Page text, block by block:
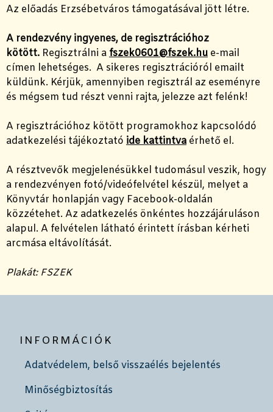
Az előadás Erzsébetváros támogatásával jött létre.
A rendezvény ingyenes, de regisztrációhoz
kötött. Regisztrálni a fszek0601@fszek.hu e-mail
címen lehetséges. A sikeres regisztrációról emailt
küldünk. Kérjük, amennyiben regisztrál az eseményre
és mégsem tud részt venni rajta, jelezze azt felénk!
A regisztrációhoz kötött programokhoz kapcsolódó
adatkezelési tájékoztató ide kattintva érhető el.
A résztvevők megjelenésükkel tudomásul veszik, hogy
a rendezvényen fotó/videófelvétel készül, melyet a
Könyvtár honlapján vagy Facebook-oldalán
közzétehet. Az adatkezelés önkéntes hozzájáruláson
alapul. A felvételen látható érintett írásban kérheti
arcmása eltávolítását.
Plakát: FSZEK
INFORMÁCIÓK
Adatvédelem, belső visszaélés bejelentés
Minőségbiztosítás